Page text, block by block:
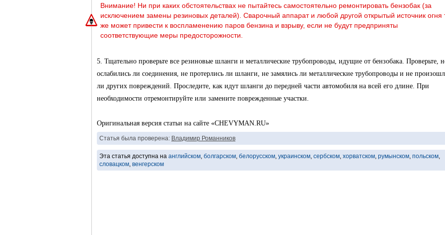
Внимание! Ни при каких обстоятельствах не пытайтесь самостоятельно ремонтировать бензобак (за
исключением замены резиновых деталей). Сварочный аппарат и любой другой открытый источник огня
же может привести к воспламенению паров бензина и взрыву, если не будут предприняты
соответствующие меры предосторожности.
5. Тщательно проверьте все резиновые шланги и металлические трубопроводы, идущие от бензобака. Проверьте,
ослабились ли соединения, не протерлись ли шланги, не замялись ли металлические трубопроводы и не
ли других повреждений. Проследите, как идут шланги до передней части автомобиля на всей его длине. При
необходимости отремонтируйте или замените поврежденные участки.
Оригинальная версия статьи на сайте «CHEVYMAN.RU»
Статья была проверена: Владимир Романников
Эта статья доступна на английском, болгарском, белорусском, украинском, сербском, хорватском, румынском, польском,
словацком, венгерском